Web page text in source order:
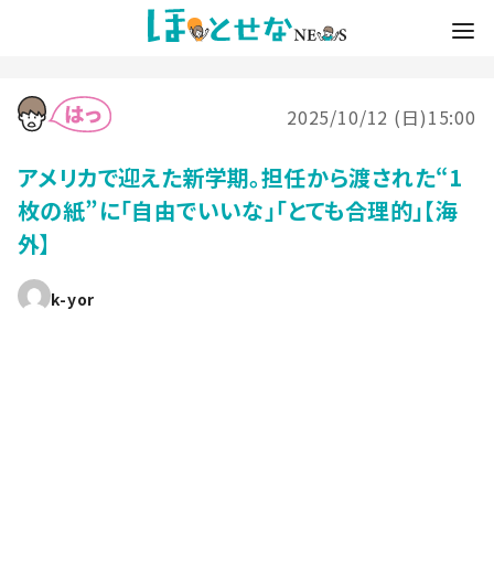
2025/10/12 (日)15:00
アメリカで迎えた新学期。担任から渡された“1
枚の紙”に「自由でいいな」「とても合理的」【海
外】
k-yor